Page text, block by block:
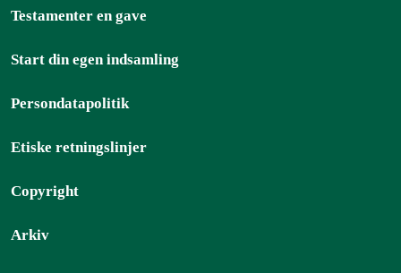
Testamenter en gave
Start din egen indsamling
Persondatapolitik
Etiske retningslinjer
Copyright
Arkiv